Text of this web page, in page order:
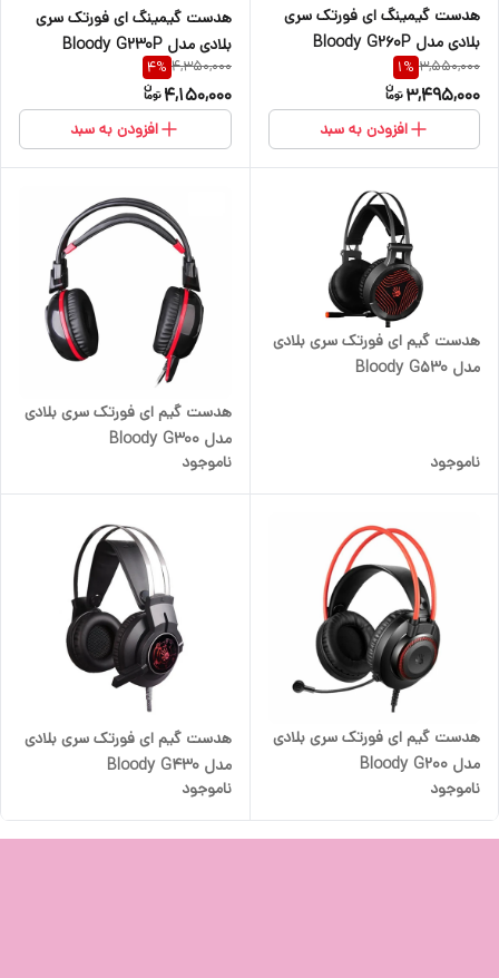
هدست گیمینگ ای فورتک سری
بلادی مدل Bloody G260P
3,550,000
1%
3,495,000
افزودن به سبد
هدست گیمینگ ای فورتک سری
بلادی مدل Bloody G230P
4,350,000
4%
4,150,000
افزودن به سبد
هدست گیم ای فورتک سری بلادی
مدل Bloody G530
ناموجود
هدست گیم ای فورتک سری بلادی
مدل Bloody G300
ناموجود
هدست گیم ای فورتک سری بلادی
مدل Bloody G200
ناموجود
هدست گیم ای فورتک سری بلادی
مدل Bloody G430
ناموجود